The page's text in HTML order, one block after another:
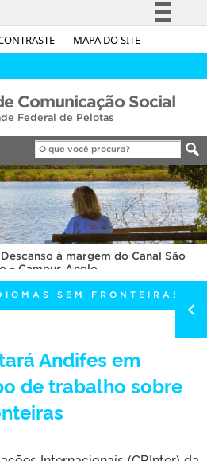
MAPA DO SITE
Simplifique!
Acesso à informação
Legislação
Canais
Comunicação Social
Federal de Pelotas
à margem do Canal São
– Campus Anglo
SEM FRONTEIRAS
Andifes em
de trabalho sobre